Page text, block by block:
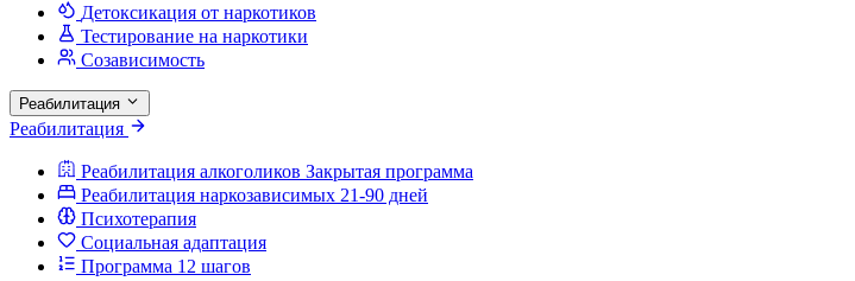
Детоксикация от наркотиков
Тестирование на наркотики
Созависимость
Реабилитация
Реабилитация
Реабилитация алкоголиков Закрытая программа
Реабилитация наркозависимых 21-90 дней
Психотерапия
Социальная адаптация
Программа 12 шагов